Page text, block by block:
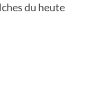
du heute